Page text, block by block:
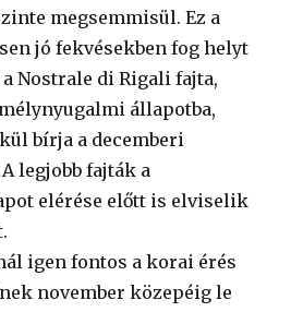
megsemmisül. Ez a
jó fekvésekben fog helyt
Nostrale di Rigali fajta,
állapotba,
bírja a decemberi
legjobb fajták a
elérése előtt is elviselik
igen fontos a korai érés
november közepéig le